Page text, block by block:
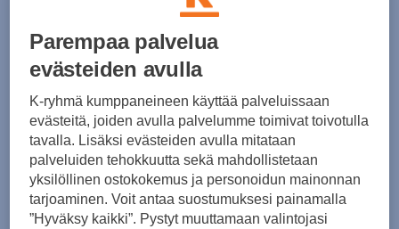
Normaalihinta: 59,90 €
30pv alin hinta: 49,99 €
Lisätietoa
Väri Beige
Parempaa palvelua
evästeiden avulla
K-ryhmä kumppaneineen käyttää palveluissaan
evästeitä, joiden avulla palvelumme toimivat toivotulla
tavalla. Lisäksi evästeiden avulla mitataan
palveluiden tehokkuutta sekä mahdollistetaan
yksilöllinen ostokokemus ja personoidun mainonnan
tarjoaminen. Voit antaa suostumuksesi painamalla
”Hyväksy kaikki”. Pystyt muuttamaan valintojasi